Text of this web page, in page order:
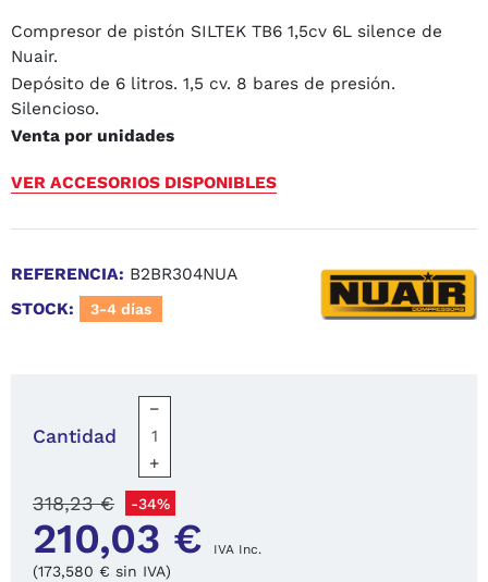
Compresor de pistón SILTEK TB6 1,5cv 6L silence de
Nuair.
Depósito de 6 litros. 1,5 cv. 8 bares de presión.
Silencioso.
Venta por unidades
VER ACCESORIOS DISPONIBLES
REFERENCIA: B2BR304NUA
STOCK:
3-4 días
Cantidad
−
+
210,03 € IVA Inc.
318,23 € -34%
(173,580 € sin IVA)